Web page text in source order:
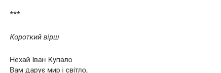
***
Короткий вірш
Нехай Іван Купало
Вам дарує мир і світло,